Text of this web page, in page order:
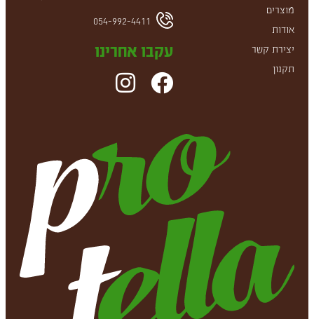
מוצרים
אודות
יצירת קשר
תקנון
054-992-4411
עקבו אחרינו